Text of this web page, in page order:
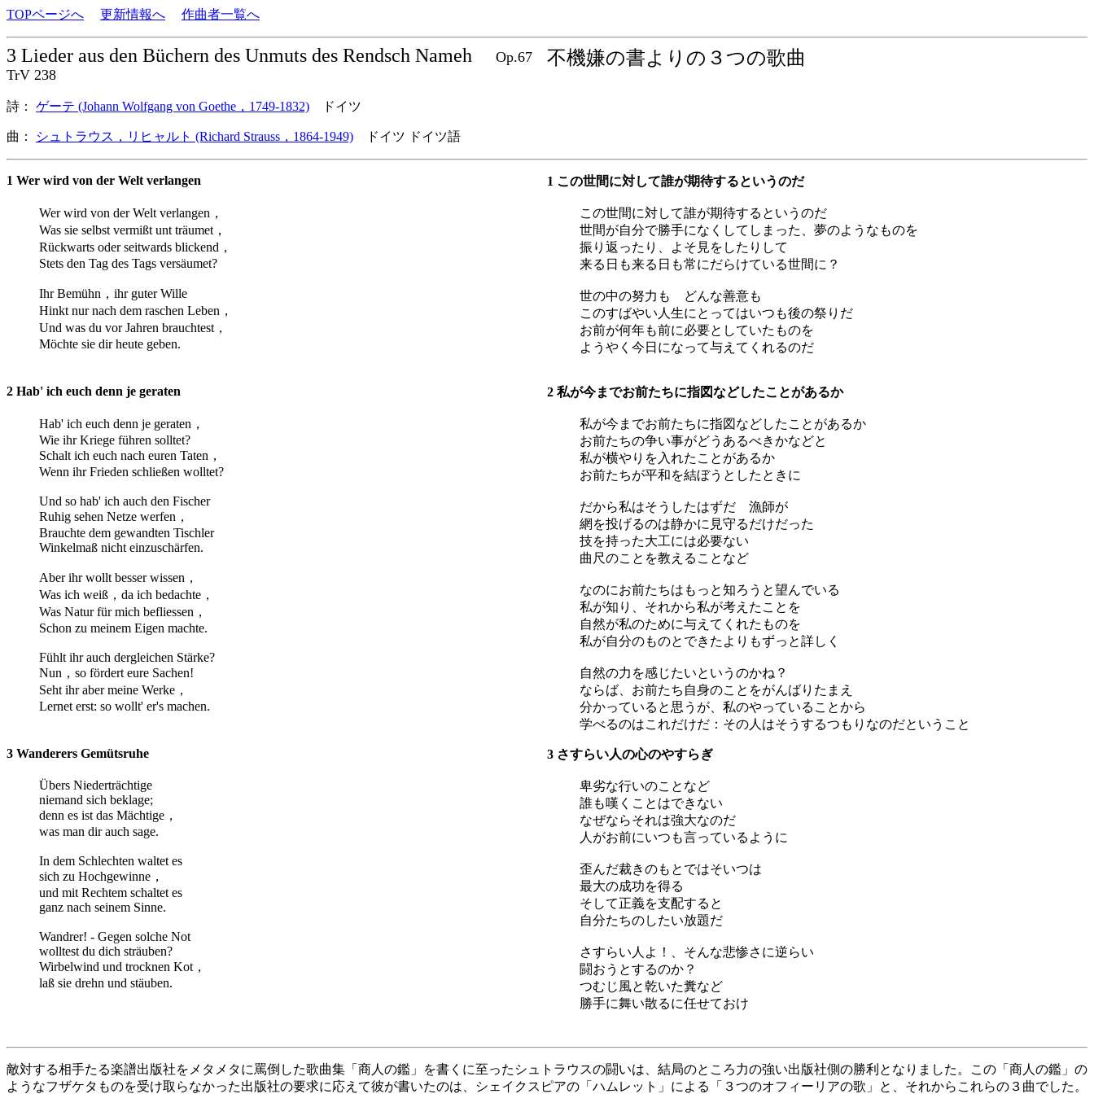
TOPページへ 更新情報へ 作曲者一覧へ
3 Lieder aus den Büchern des Unmuts des Rendsch Nameh
Op.67
TrV 238
不機嫌の書よりの３つの歌曲
詩： ゲーテ (Johann Wolfgang von Goethe，1749-1832) ドイツ
曲： シュトラウス，リヒャルト (Richard Strauss，1864-1949) ドイツ ドイツ語
1 Wer wird von der Welt verlangen 1 この世間に対して誰が期待するというのだ
Wer wird von der Welt verlangen，
Was sie selbst vermißt unt träumet，
Rückwarts oder seitwards blickend，
Stets den Tag des Tags versäumet?
Ihr Bemühn，ihr guter Wille
Hinkt nur nach dem raschen Leben，
Und was du vor Jahren brauchtest，
Möchte sie dir heute geben.
この世間に対して誰が期待するというのだ
世間が自分で勝手になくしてしまった、夢のようなものを
振り返ったり、よそ見をしたりして
来る日も来る日も常にだらけている世間に？
世の中の努力も どんな善意も
このすばやい人生にとってはいつも後の祭りだ
お前が何年も前に必要としていたものを
ようやく今日になって与えてくれるのだ
2 Hab' ich euch denn je geraten 2 私が今までお前たちに指図などしたことがあるか
Hab' ich euch denn je geraten，
Wie ihr Kriege führen solltet?
Schalt ich euch nach euren Taten，
Wenn ihr Frieden schließen wolltet?
Und so hab' ich auch den Fischer
Ruhig sehen Netze werfen，
Brauchte dem gewandten Tischler
Winkelmaß nicht einzuschärfen.
Aber ihr wollt besser wissen，
Was ich weiß，da ich bedachte，
Was Natur für mich befliessen，
Schon zu meinem Eigen machte.
Fühlt ihr auch dergleichen Stärke?
Nun，so fördert eure Sachen!
Seht ihr aber meine Werke，
Lernet erst: so wollt' er's machen.
私が今までお前たちに指図などしたことがあるか
お前たちの争い事がどうあるべきかなどと
私が横やりを入れたことがあるか
お前たちが平和を結ぼうとしたときに
だから私はそうしたはずだ 漁師が
網を投げるのは静かに見守るだけだった
技を持った大工には必要ない
曲尺のことを教えることなど
なのにお前たちはもっと知ろうと望んでいる
私が知り、それから私が考えたことを
自然が私のために与えてくれたものを
私が自分のものとできたよりもずっと詳しく
自然の力を感じたいというのかね？
ならば、お前たち自身のことをがんばりたまえ
分かっていると思うが、私のやっていることから
学べるのはこれだけだ：その人はそうするつもりなのだということ
3 Wanderers Gemütsruhe 3 さすらい人の心のやすらぎ
Übers Niederträchtige
niemand sich beklage;
denn es ist das Mächtige，
was man dir auch sage.
In dem Schlechten waltet es
sich zu Hochgewinne，
und mit Rechtem schaltet es
ganz nach seinem Sinne.
Wandrer! - Gegen solche Not
wolltest du dich sträuben?
Wirbelwind und trocknen Kot，
laß sie drehn und stäuben.
卑劣な行いのことなど
誰も嘆くことはできない
なぜならそれは強大なのだ
人がお前にいつも言っているように
歪んだ裁きのもとではそいつは
最大の成功を得る
そして正義を支配すると
自分たちのしたい放題だ
さすらい人よ！、そんな悲惨さに逆らい
闘おうとするのか？
つむじ風と乾いた糞など
勝手に舞い散るに任せておけ
敵対する相手たる楽譜出版社をメタメタに罵倒した歌曲集「商人の鑑」を書くに至ったシュトラウスの闘いは、結局のところ力の強い出版社側の勝利となりました。この「商人の鑑」の
ようなフザケタものを受け取らなかった出版社の要求に応えて彼が書いたのは、シェイクスピアの「ハムレット」による「３つのオフィーリアの歌」と、それからこれらの３曲でした。